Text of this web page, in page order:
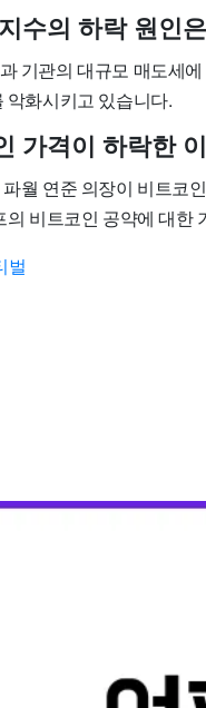
수의 하락 원인
기관의 대규모 매도세
악화시키고 있습니다.
가격이 하락한
월 연준 의장이 비트코
의 비트코인 공약에 대한
벌